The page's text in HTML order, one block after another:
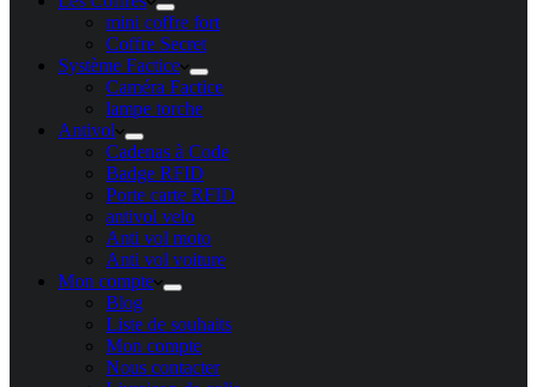
mini coffre fort
Coffre Secret
Système Factice
Caméra Factice
lampe torche
Antivol
Cadenas à Code
Badge RFID
Porte carte​ RFID
antivol velo
Anti vol moto
Anti vol voiture
Mon compte
Blog
Liste de souhaits
Mon compte
Nous contacter